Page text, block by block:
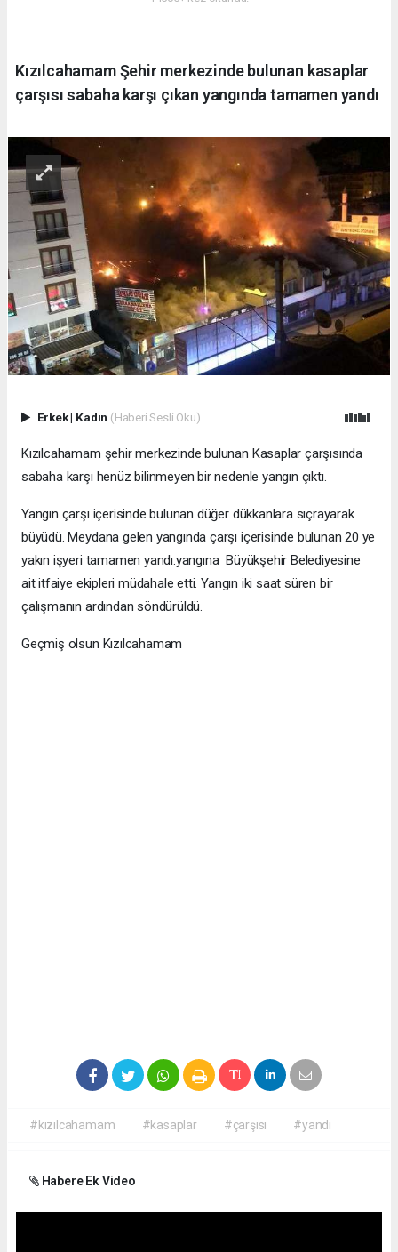
Kızılcahamam Şehir merkezinde bulunan kasaplar
çarşısı sabaha karşı çıkan yangında tamamen yandı
Erkek| Kadın (Haberi Sesli Oku)
Kızılcahamam şehir merkezinde bulunan Kasaplar çarşısında
sabaha karşı henüz bilinmeyen bir nedenle yangın çıktı.
Yangın çarşı içerisinde bulunan düğer dükkanlara sıçrayarak
büyüdü. Meydana gelen yangında çarşı içerisinde bulunan 20 ye
yakın işyeri tamamen yandı.yangına Büyükşehir Belediyesine
ait itfaiye ekipleri müdahale etti. Yangın iki saat süren bir
çalışmanın ardından söndürüldü.
Geçmiş olsun Kızılcahamam
#kızılcahamam #kasaplar #çarşısı #yandı
Habere Ek Video